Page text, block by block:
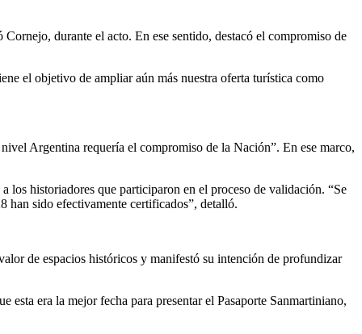
durante el acto. En ese sentido, destacó el compromiso de
el objetivo de ampliar aún más nuestra oferta turística como
Argentina requería el compromiso de la Nación”. En ese marco,
los historiadores que participaron en el proceso de validación. “Se
han sido efectivamente certificados”, detalló.
de espacios históricos y manifestó su intención de profundizar
era la mejor fecha para presentar el Pasaporte Sanmartiniano,